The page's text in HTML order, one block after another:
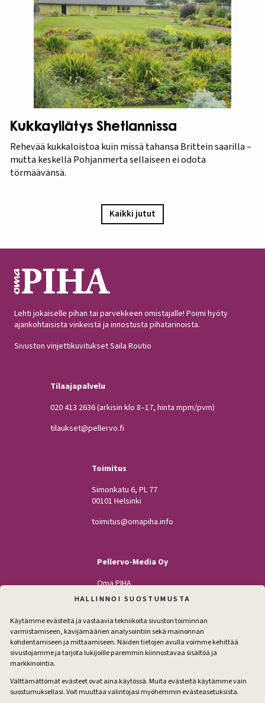
HALLINNOI SUOSTUMUSTA
Käytämme evästeitä ja vastaavia tekniikoita sivuston toiminnan
varmistamiseen, kävijämäärien analysointiin sekä mainonnan
kohdentamiseen ja mittaamiseen. Näiden tietojen avulla voimme kehittää
sivustojamme ja tarjota lukijoille paremmin kiinnostavaa sisältöä ja
markkinointia.
Välttämättömät evästeet ovat aina käytössä. Muita evästeitä käytämme vain
suostumuksellasi. Voit muuttaa valintojasi myöhemmin evästeasetuksista.
Kukkayllätys Shetlannissa
Rehevää kukkaloistoa kuin missä tahansa Brittein saarilla –
mutta keskellä Pohjanmerta sellaiseen ei odota
törmäävänsä.
Kaikki jutut
Lehti jokaiselle pihan tai parvekkeen omistajalle! Poimi hyöty
ajankohtaisista vinkeistä ja innostusta pihatarinoista.
Sivuston vinjettikuvitukset Saila Routio
Tilaajapalvelu
020 413 2636(arkisin klo 8–17, hinta mpm/pvm)
tilaukset@pellervo.fi
Toimitus
Simonkatu 6, PL 77
00101 Helsinki
toimitus@omapiha.info
Pellervo-Media Oy
Oma PIHA
Kodin Pellervo
Maatilan Pellervo
Facebook
Instagram